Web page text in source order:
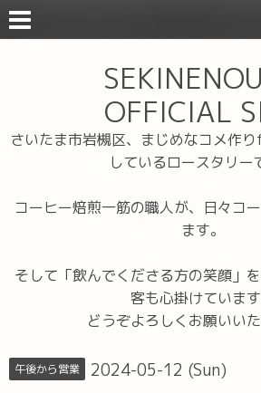
OFFICIAL
さいたま市岩槻区、まじめなコメ作
しているロースタリー
コーヒー焙煎一筋の職人が、日々コ
ます。
そして「飲んでくださる方の笑顔」
客も心掛けています
どうぞよろしくお願いい
午後から営業 2024-05-12 (Sun)